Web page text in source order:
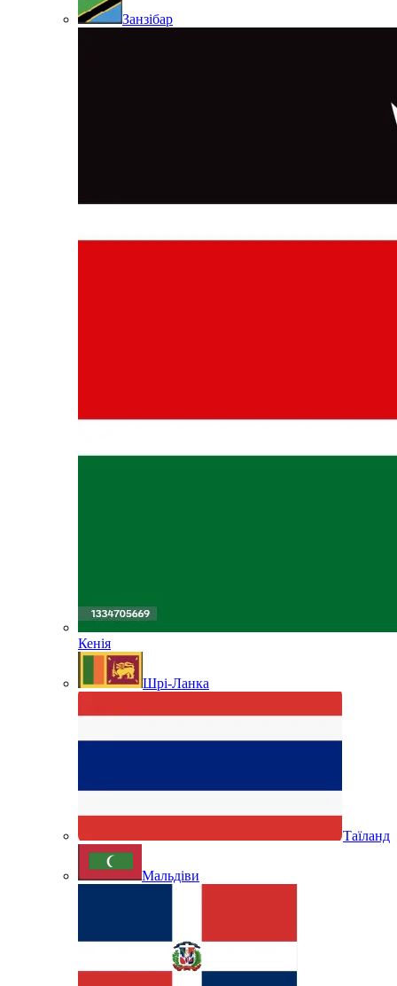
Занзібар
Кенія
Шрі-Ланка
Таїланд
Мальдіви